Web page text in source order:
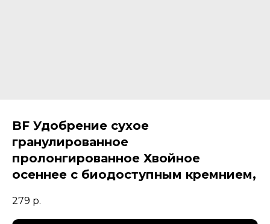
BF Удобрение сухое
гранулированное
пролонгированное Хвойное
осеннее с биодоступным кремнием,
279 р.